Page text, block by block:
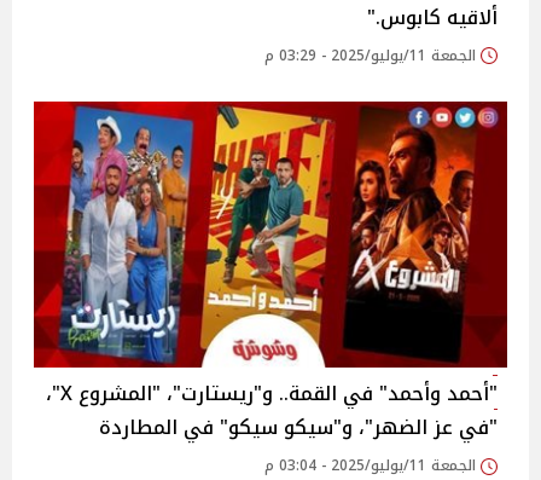
ألاقيه كابوس."
الجمعة 11/يوليو/2025 - 03:29 م
"أحمد وأحمد" في القمة.. و"ريستارت"، "المشروع X"،
"في عز الضهر"، و"سيكو سيكو" في المطاردة
الجمعة 11/يوليو/2025 - 03:04 م